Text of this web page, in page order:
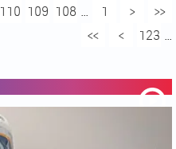
<<
<
1
...
108
109
110
...
123
>
>>